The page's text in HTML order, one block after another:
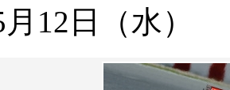
12日（水）